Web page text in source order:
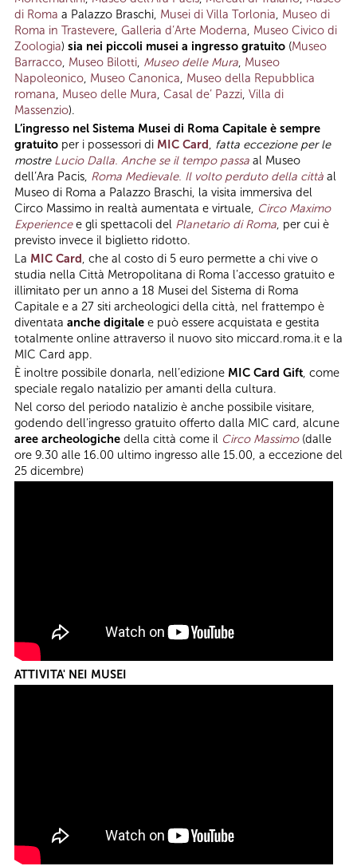
di Roma a Palazzo Braschi, Musei di Villa Torlonia, Museo di
Roma in Trastevere, Galleria d’Arte Moderna, Museo Civico di
Zoologia) sia nei piccoli musei a ingresso gratuito (Museo
Barracco, Museo Bilotti, Museo delle Mura, Museo
Napoleonico, Museo Canonica, Museo della Repubblica
romana, Museo delle Mura, Casal de’ Pazzi, Villa di
Massenzio).
L’ingresso nel Sistema Musei di Roma Capitale è sempre
gratuito per i possessori di MIC Card, fatta eccezione per le
mostre Lucio Dalla. Anche se il tempo passa al Museo
dell’Ara Pacis, Roma Medievale. Il volto perduto della città al
Museo di Roma a Palazzo Braschi, la visita immersiva del
Circo Massimo in realtà aumentata e virtuale, Circo Maximo
Experiencee gli spettacoli del Planetario di Roma, per cui è
previsto invece il biglietto ridotto.
La MIC Card, che al costo di 5 euro permette a chi vive o
studia nella Città Metropolitana di Roma l’accesso gratuito e
illimitato per un anno a 18 Musei del Sistema di Roma
Capitale e a 27 siti archeologici della città, nel frattempo è
diventata anche digitale e può essere acquistata e gestita
totalmente online attraverso il nuovo sito miccard.roma.it e la
MIC Card app.
È inoltre possibile donarla, nell’edizione MIC Card Gift, come
speciale regalo natalizio per amanti della cultura.
Nel corso del periodo natalizio è anche possibile visitare,
godendo dell’ingresso gratuito offerto dalla MIC card, alcune
aree archeologiche della città come il Circo Massimo(dalle
ore 9.30 alle 16.00 ultimo ingresso alle 15.00, a eccezione del
25 dicembre)
ATTIVITA' NEI MUSEI